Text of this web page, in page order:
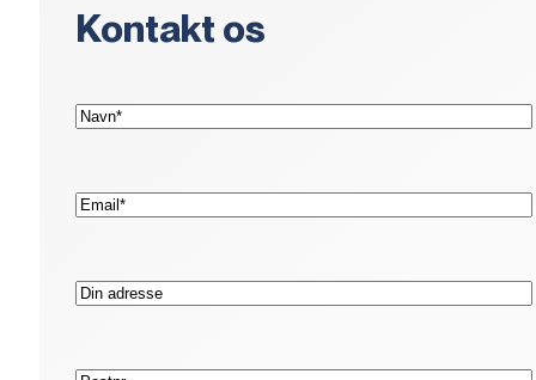
Kontakt os
Navn*
E-
mail*
Adresse
Postnr.